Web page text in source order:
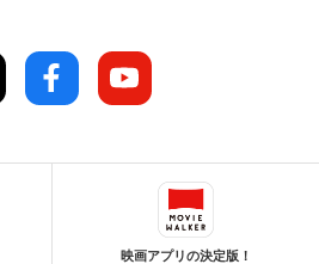
映画アプリの決定版！